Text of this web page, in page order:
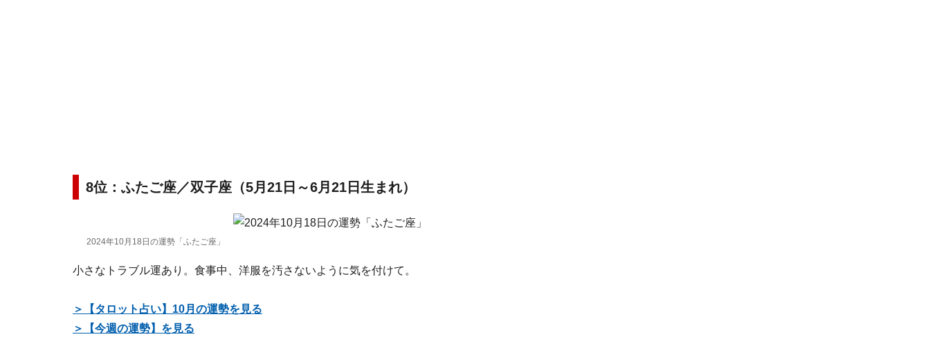
8位：ふたご座／双子座（5月21日～6月21日生まれ）
2024年10月18日の運勢「ふたご座」
小さなトラブル運あり。食事中、洋服を汚さないように気を付けて。
＞【タロット占い】10月の運勢を見る
＞【今週の運勢】を見る